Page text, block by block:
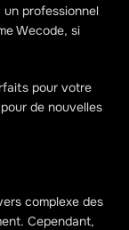
professionnel
Wecode, si
pour votre
de nouvelles
complexe des
Cependant,